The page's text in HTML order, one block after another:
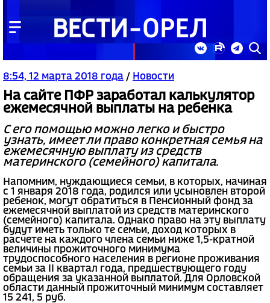
8:54, 12 марта 2018 года / Новости
На сайте ПФР заработал калькулятор
ежемесячной выплаты на ребенка
С его помощью можно легко и быстро
узнать, имеет ли право конкретная семья на
ежемесячную выплату из средств
материнского (семейного) капитала.
Напомним, нуждающиеся семьи, в которых, начиная
с 1 января 2018 года, родился или усыновлен второй
ребенок, могут обратиться в Пенсионный фонд за
ежемесячной выплатой из средств материнского
(семейного) капитала. Однако право на эту выплату
будут иметь только те семьи, доход которых в
расчете на каждого члена семьи ниже 1,5-кратной
величины прожиточного минимума
трудоспособного населения в регионе проживания
семьи за II квартал года, предшествующего году
обращения за указанной выплатой. Для Орловской
области данный прожиточный минимум составляет
15 241, 5 руб.